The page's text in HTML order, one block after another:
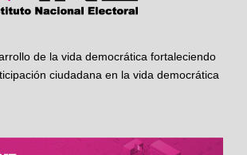
de la vida democrática fortaleciendo
ciudadana en la vida democrática